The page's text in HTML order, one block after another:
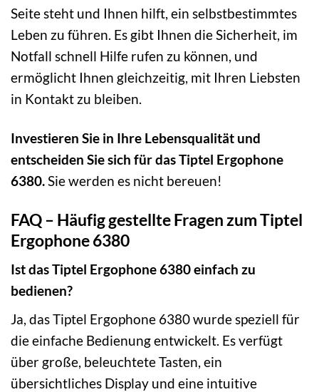
Seite steht und Ihnen hilft, ein selbstbestimmtes
Leben zu führen. Es gibt Ihnen die Sicherheit, im
Notfall schnell Hilfe rufen zu können, und
ermöglicht Ihnen gleichzeitig, mit Ihren Liebsten
in Kontakt zu bleiben.
Investieren Sie in Ihre Lebensqualität und
entscheiden Sie sich für das Tiptel Ergophone
6380.Sie werden es nicht bereuen!
FAQ – Häufig gestellte Fragen zum Tiptel
Ergophone 6380
Ist das Tiptel Ergophone 6380 einfach zu
bedienen?
Ja, das Tiptel Ergophone 6380 wurde speziell für
die einfache Bedienung entwickelt. Es verfügt
über große, beleuchtete Tasten, ein
übersichtliches Display und eine intuitive